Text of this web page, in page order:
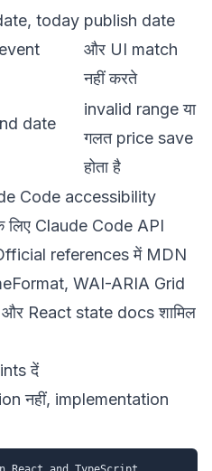
today publish date
और UI match
नहीं करते
date
invalid range या
गलत price save
होता है
Code accessibility
Claude Code API
references में MDN
, WAI-ARIA Grid
और React state docsशामिल
दें
नहीं, implementation